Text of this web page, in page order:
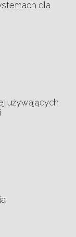
dla
używających